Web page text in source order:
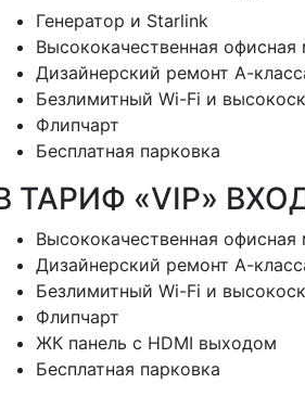
Генератор и Starlink
Высококачественная офисная
Дизайнерский ремонт А-
Безлимитный Wi-Fi и
Флипчарт
Бесплатная парковка
ТАРИФ «VIP»
Высококачественная офисная
Дизайнерский ремонт А-
Безлимитный Wi-Fi и
Флипчарт
ЖК панель с HDMI выходом
Бесплатная парковка